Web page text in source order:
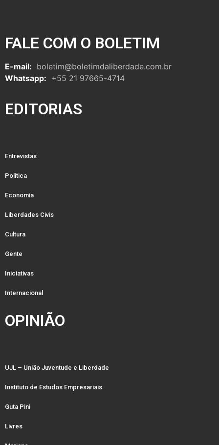
FALE COM O BOLETIM
E-mail: boletim@boletimdaliberdade.com.br
Whatsapp: +55 21 97665-4714
EDITORIAS
Entrevistas
Política
Economia
Liberdades Civis
Cultura
Gente
Iniciativas
Internacional
OPINIÃO
UJL – União Juventude e Liberdade
Instituto de Estudos Empresariais
Guta Pini
Livres